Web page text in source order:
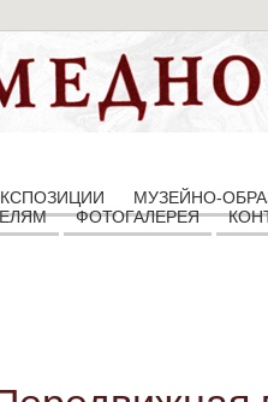
МУЗЕЙНО-
ФОТОГАЛЕРЕЯ